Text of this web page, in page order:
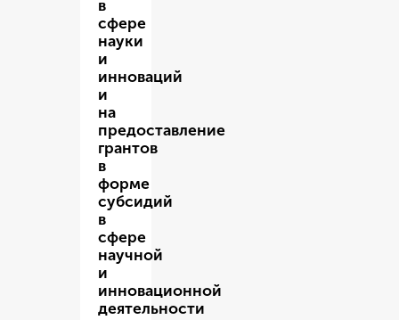
в
сфере
науки
и
инноваций
и
на
предоставление
грантов
в
форме
субсидий
в
сфере
научной
и
инновационной
деятельности